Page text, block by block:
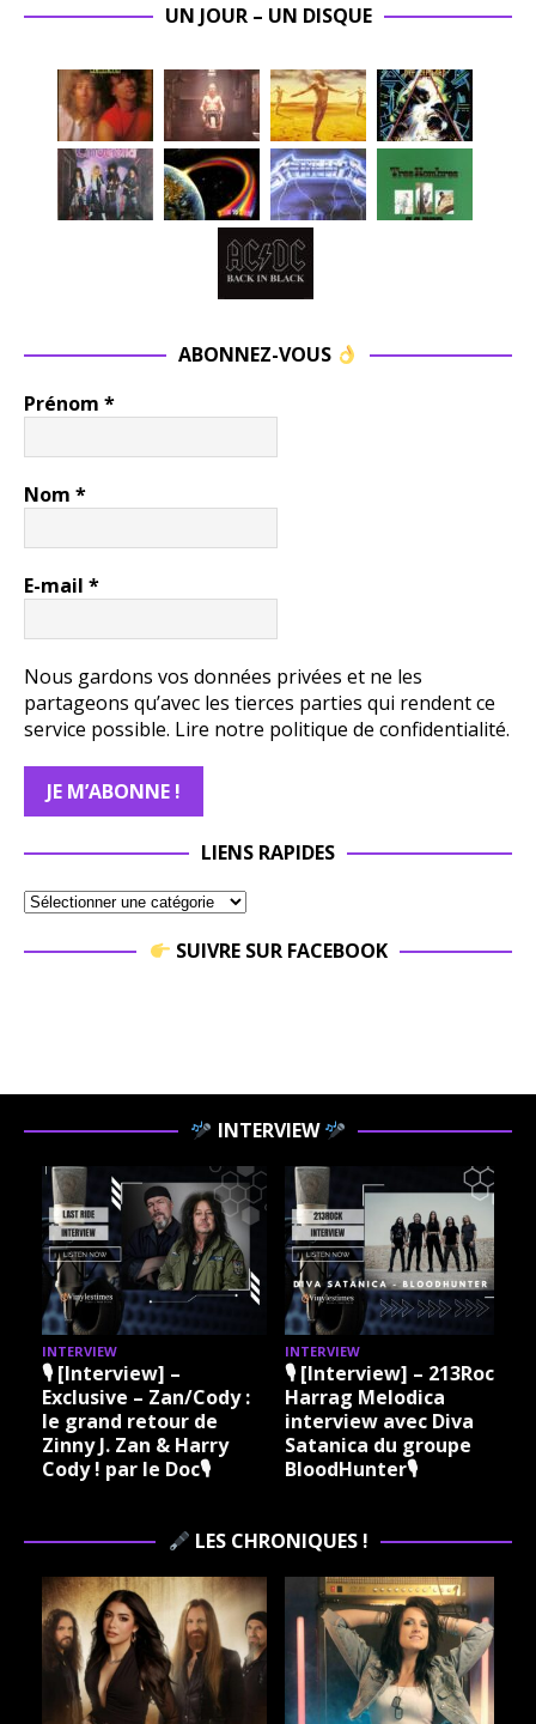
UN JOUR – UN DISQUE
ABONNEZ-VOUS
Prénom *
Nom *
E-mail *
Nous gardons vos données privées et ne les
partageons qu’avec les tierces parties qui rendent ce
service possible. Lire notre politique de confidentialité.
LIENS RAPIDES
SUIVRE SUR FACEBOOK
INTERVIEW
INTERVIEW
🎙 [Interview] –
Exclusive – Zan/Cody :
le grand retour de
Zinny J. Zan & Harry
Cody ! par le Doc🎙
INTERVIEW
🎙 [Interview] – 213Rock
Harrag Melodica
interview avec Diva
Satanica du groupe
BloodHunter🎙
LES CHRONIQUES !